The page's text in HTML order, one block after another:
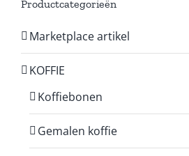
Productcategorieën
Marketplace artikel
KOFFIE
Koffiebonen
Gemalen koffie